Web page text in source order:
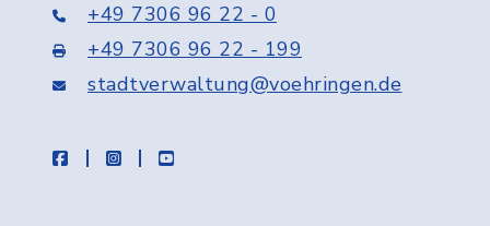
+49 7306 96 22 - 0
+49 7306 96 22 - 199
stadtverwaltung@voehringen.de
facebookinstagramyoutube